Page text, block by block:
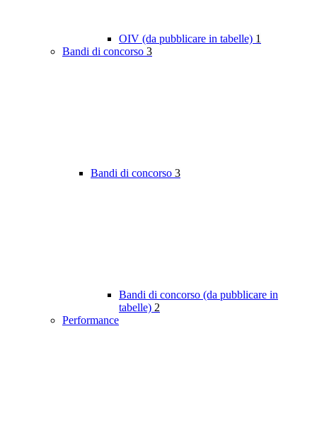
OIV (da pubblicare in tabelle) 1
Bandi di concorso 3
Bandi di concorso 3
Bandi di concorso (da pubblicare in
tabelle) 2
Performance